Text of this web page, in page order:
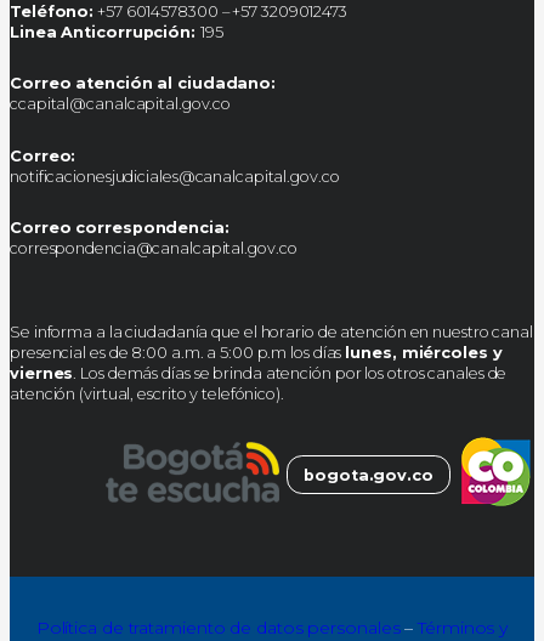
Teléfono: +57 6014578300 – +57 3209012473
Linea Anticorrupción: 195
Correo atención al ciudadano:
ccapital@canalcapital.gov.co
Correo:
notificacionesjudiciales@canalcapital.gov.co
Correo correspondencia:
correspondencia@canalcapital.gov.co
Se informa a la ciudadanía que el horario de atención en nuestro canal
presencial es de 8:00 a.m. a 5:00 p.m los días lunes, miércoles y
viernes . Los demás días se brinda atención por los otros canales de
atención (virtual, escrito y telefónico).
bogota.gov.co
Política de tratamiento de datos personales–Términos y